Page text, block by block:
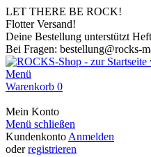
LET THERE BE ROCK!
Flotter Versand!
Deine Bestellung unterstützt
Bei Fragen: bestellung@rocks-
Menü
Warenkorb 0
Mein Konto
Menü schließen
Kundenkonto Anmelden
oderregistrieren